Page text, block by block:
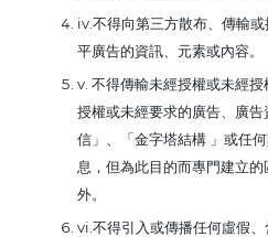
iv.不得向第三方散布、傳輸
平廣告的資訊、元素或內容。
v. 不得傳輸未經授權或未經
授權或未經要求的廣告、廣
信」、「金字塔結構 」或任
息，但為此目的而專門建立
外。
vi.不得引入或傳播任何虛假